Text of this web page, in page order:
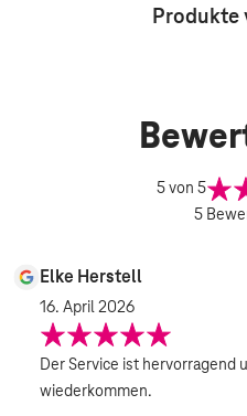
Produkte
5von 5
5
Elke Herstell
16. April 2026
Der Service ist hervorragend
wiederkommen.